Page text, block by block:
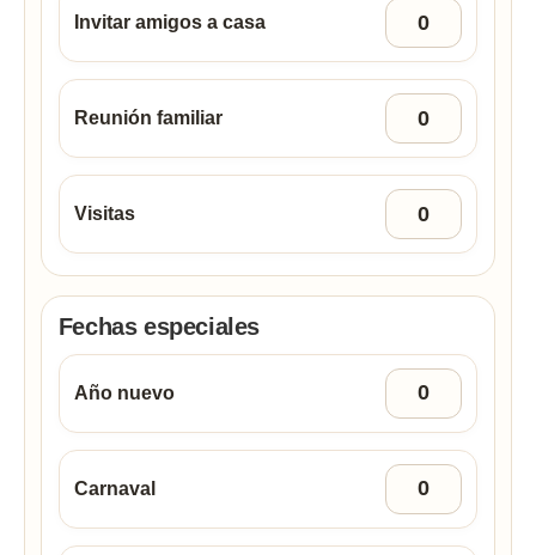
Invitar amigos a casa
Reunión familiar
Visitas
Fechas especiales
Año nuevo
Carnaval